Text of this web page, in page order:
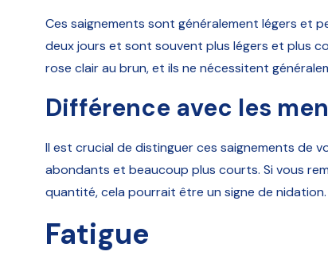
Ces saignements sont généralement légers et
deux jours et sont souvent plus légers et plus
rose clair au brun, et ils ne nécessitent
Différence avec les
Il est crucial de distinguer ces saignements de
abondants et beaucoup plus courts. Si vous
quantité, cela pourrait être un signe de nidation.
Fatigue